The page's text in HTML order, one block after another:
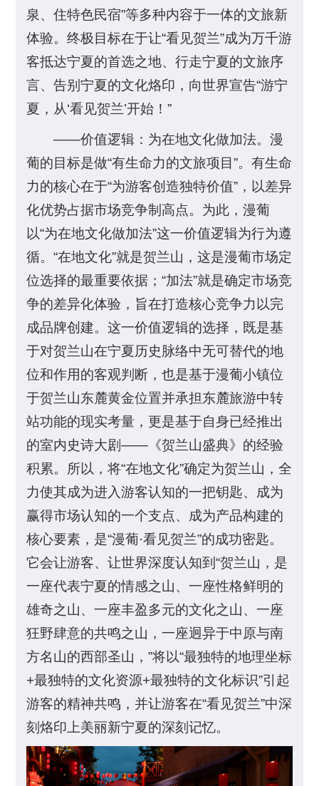
泉、住特色民宿”等多种内容于一体的文旅新
体验。终极目标在于让“看见贺兰”成为万千游
客抵达宁夏的首选之地、行走宁夏的文旅序
言、告别宁夏的文化烙印，向世界宣告“游宁
夏，从‘看见贺兰’开始！”
——价值逻辑：为在地文化做加法。漫
葡的目标是做“有生命力的文旅项目”。有生命
力的核心在于“为游客创造独特价值”，以差异
化优势占据市场竞争制高点。为此，漫葡
以“为在地文化做加法”这一价值逻辑为行为遵
循。“在地文化”就是贺兰山，这是漫葡市场定
位选择的最重要依据；“加法”就是确定市场竞
争的差异化体验，旨在打造核心竞争力以完
成品牌创建。这一价值逻辑的选择，既是基
于对贺兰山在宁夏历史脉络中无可替代的地
位和作用的客观判断，也是基于漫葡小镇位
于贺兰山东麓黄金位置并承担东麓旅游中转
站功能的现实考量，更是基于自身已经推出
的室内史诗大剧——《贺兰山盛典》的经验
积累。所以，将“在地文化”确定为贺兰山，全
力使其成为进入游客认知的一把钥匙、成为
赢得市场认知的一个支点、成为产品构建的
核心要素，是“漫葡·看见贺兰”的成功密匙。
它会让游客、让世界深度认知到“贺兰山，是
一座代表宁夏的情感之山、一座性格鲜明的
雄奇之山、一座丰盈多元的文化之山、一座
狂野肆意的共鸣之山，一座迥异于中原与南
方名山的西部圣山，”将以“最独特的地理坐标
+最独特的文化资源+最独特的文化标识”引起
游客的精神共鸣，并让游客在“看见贺兰”中深
刻烙印上美丽新宁夏的深刻记忆。